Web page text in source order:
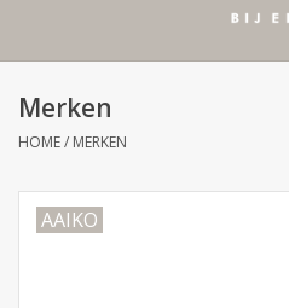
SALE
Merken
Merken
HOME/ MERKEN
AAIKO